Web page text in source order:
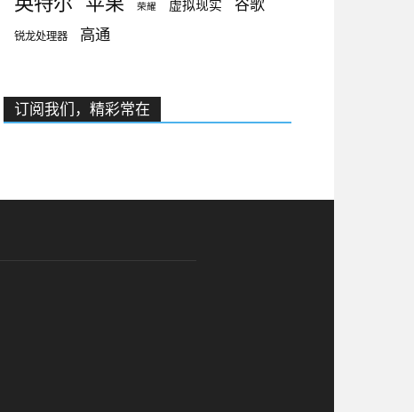
荣耀 虚拟现实 谷歌
锐龙处理器 高通
订阅我们，精彩常在